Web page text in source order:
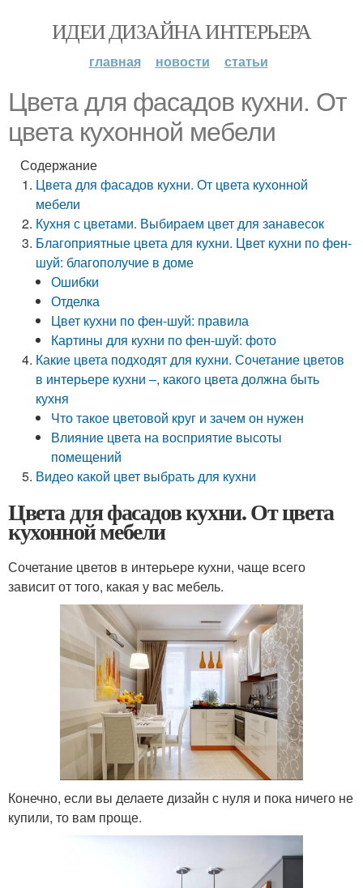
ИДЕИ ДИЗАЙНА ИНТЕРЬЕРА
главная новости статьи
Цвета для фасадов кухни. От
цвета кухонной мебели
Содержание
Цвета для фасадов кухни. От цвета кухонной
мебели
Кухня с цветами. Выбираем цвет для занавесок
Благоприятные цвета для кухни. Цвет кухни по фен-
шуй: благополучие в доме
Ошибки
Отделка
Цвет кухни по фен-шуй: правила
Картины для кухни по фен-шуй: фото
Какие цвета подходят для кухни. Сочетание цветов
в интерьере кухни –, какого цвета должна быть
кухня
Что такое цветовой круг и зачем он нужен
Влияние цвета на восприятие высоты
помещений
Видео какой цвет выбрать для кухни
Цвета для фасадов кухни. От цвета
кухонной мебели
Сочетание цветов в интерьере кухни, чаще всего
зависит от того, какая у вас мебель.
Конечно, если вы делаете дизайн с нуля и пока ничего не
купили, то вам проще.